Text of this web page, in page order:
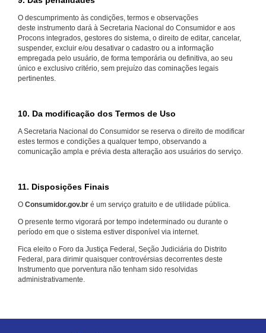
O descumprimento às condições, termos e observações
deste instrumento dará à Secretaria Nacional do Consumidor e aos
Procons integrados, gestores do sistema, o direito de editar, cancelar,
suspender, excluir e/ou desativar o cadastro ou a informação
empregada pelo usuário, de forma temporária ou definitiva, ao seu
único e exclusivo critério, sem prejuízo das cominações legais
pertinentes.
10. Da modificação dos Termos de Uso
A Secretaria Nacional do Consumidor se reserva o direito de modificar
estes termos e condições a qualquer tempo, observando a
comunicação ampla e prévia desta alteração aos usuários do serviço.
11. Disposições Finais
O Consumidor.gov.br é um serviço gratuito e de utilidade pública.
O presente termo vigorará por tempo indeterminado ou durante o
período em que o sistema estiver disponível via internet.
Fica eleito o Foro da Justiça Federal, Seção Judiciária do Distrito
Federal, para dirimir quaisquer controvérsias decorrentes deste
Instrumento que porventura não tenham sido resolvidas
administrativamente.